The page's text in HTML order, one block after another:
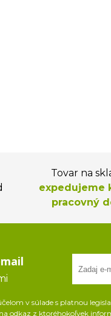
Tovar na
expedujeme
pracovný
v súlade s platnou
odkaz z ktoréhokoľvek